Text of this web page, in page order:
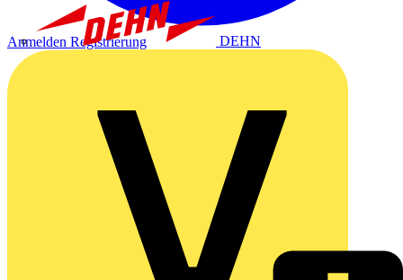
DEHN
Anmelden Registrierung